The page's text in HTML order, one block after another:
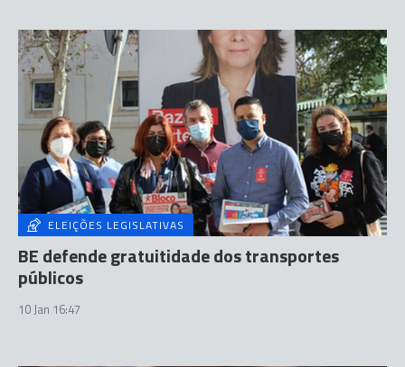
ELEIÇÕES LEGISLATIVAS
BE defende gratuitidade dos transportes
públicos
10 Jan 16:47